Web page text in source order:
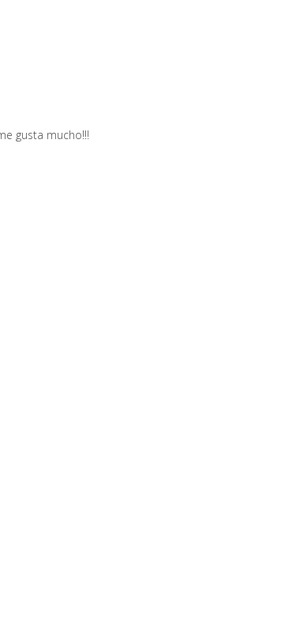
gusta mucho!!!